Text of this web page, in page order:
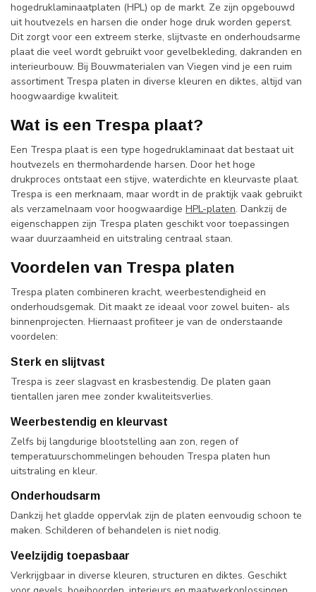
hogedruklaminaatplaten (HPL) op de markt. Ze zijn opgebouwd
uit houtvezels en harsen die onder hoge druk worden geperst.
Dit zorgt voor een extreem sterke, slijtvaste en onderhoudsarme
plaat die veel wordt gebruikt voor gevelbekleding, dakranden en
interieurbouw. Bij Bouwmaterialen van Viegen vind je een ruim
assortiment Trespa platen in diverse kleuren en diktes, altijd van
hoogwaardige kwaliteit.
Wat is een Trespa plaat?
Een Trespa plaat is een type hogedruklaminaat dat bestaat uit
houtvezels en thermohardende harsen. Door het hoge
drukproces ontstaat een stijve, waterdichte en kleurvaste plaat.
Trespa is een merknaam, maar wordt in de praktijk vaak gebruikt
als verzamelnaam voor hoogwaardige HPL-platen. Dankzij de
eigenschappen zijn Trespa platen geschikt voor toepassingen
waar duurzaamheid en uitstraling centraal staan.
Voordelen van Trespa platen
Trespa platen combineren kracht, weerbestendigheid en
onderhoudsgemak. Dit maakt ze ideaal voor zowel buiten- als
binnenprojecten. Hiernaast profiteer je van de onderstaande
voordelen:
Sterk en slijtvast
Trespa is zeer slagvast en krasbestendig. De platen gaan
tientallen jaren mee zonder kwaliteitsverlies.
Weerbestendig en kleurvast
Zelfs bij langdurige blootstelling aan zon, regen of
temperatuurschommelingen behouden Trespa platen hun
uitstraling en kleur.
Onderhoudsarm
Dankzij het gladde oppervlak zijn de platen eenvoudig schoon te
maken. Schilderen of behandelen is niet nodig.
Veelzijdig toepasbaar
Verkrijgbaar in diverse kleuren, structuren en diktes. Geschikt